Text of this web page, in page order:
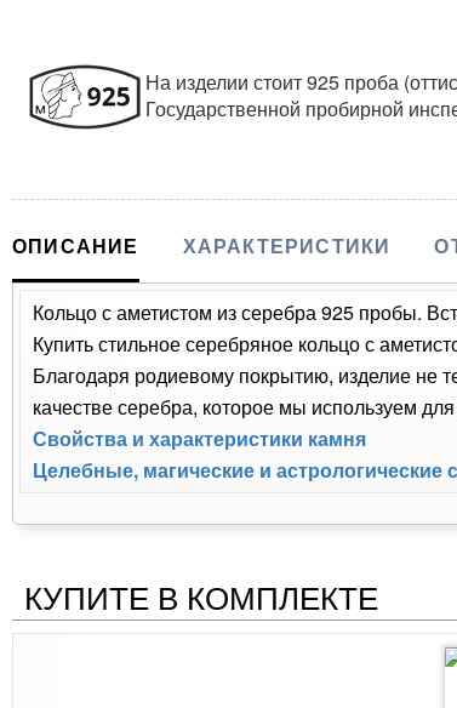
На изделии стоит 925 проба
Государственной пробирной
ОПИСАНИЕ ХАРАКТЕРИСТИКИ
Кольцо с аметистом из серебра 925 пробы.
Купить стильное серебряное кольцо с
Благодаря родиевому покрытию, изделие
качестве серебра, которое мы используем
Свойства и характеристики камня
Целебные, магические и астрологические
КУПИТЕ В КОМПЛЕКТЕ